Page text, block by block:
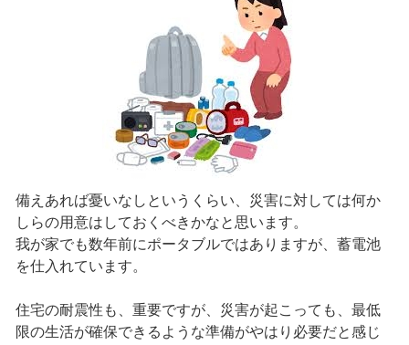
備えあれば憂いなしというくらい、災害に対しては何か
しらの用意はしておくべきかなと思います。
我が家でも数年前にポータブルではありますが、蓄電池
を仕入れています。
住宅の耐震性も、重要ですが、災害が起こっても、最低
限の生活が確保できるような準備がやはり必要だと感じ